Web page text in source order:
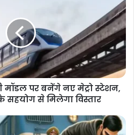
मॉडल पर बनेंगे नए मेट्रो स्टेशन,
सहयोग से मिलेगा विस्तार